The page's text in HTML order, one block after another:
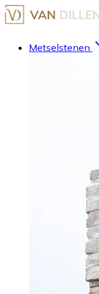
Metselstenen